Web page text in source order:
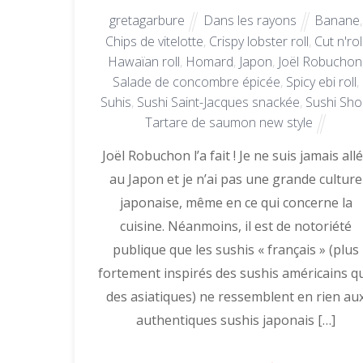
gretagarbure Dans les rayons Banane,
Chips de vitelotte, Crispy lobster roll, Cut n'roll
Hawaïan roll, Homard, Japon, Joël Robuchon
Salade de concombre épicée, Spicy ebi roll,
Suhis, Sushi Saint-Jacques snackée, Sushi
Tartare de saumon new style
Joël Robuchon l’a fait ! Je ne suis jamais
au Japon et je n’ai pas une grande culture
japonaise, même en ce qui concerne la
cuisine. Néanmoins, il est de notoriété
publique que les sushis « français » (plus
fortement inspirés des sushis américains
des asiatiques) ne ressemblent en rien
authentiques sushis japonais […]